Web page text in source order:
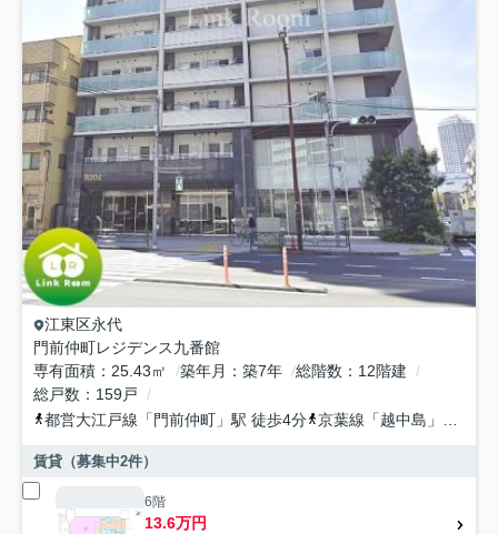
江東区永代
門前仲町レジデンス九番館
専有面積
25.43㎡ 築年月 築7年 総階数
12階建
総戸数
159戸
都営大江戸線 「 門前仲町 」駅 徒歩4分 京葉線 「越中島 」駅 徒歩10分
賃貸（募集中2件）
6階
13.6万円